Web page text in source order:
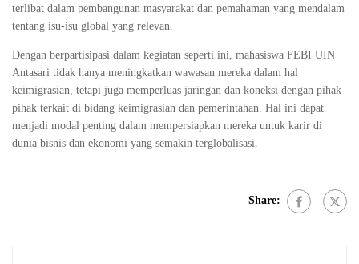
terlibat dalam pembangunan masyarakat dan pemahaman yang mendalam
tentang isu-isu global yang relevan.
Dengan berpartisipasi dalam kegiatan seperti ini, mahasiswa FEBI UIN
Antasari tidak hanya meningkatkan wawasan mereka dalam hal
keimigrasian, tetapi juga memperluas jaringan dan koneksi dengan pihak-
pihak terkait di bidang keimigrasian dan pemerintahan. Hal ini dapat
menjadi modal penting dalam mempersiapkan mereka untuk karir di
dunia bisnis dan ekonomi yang semakin terglobalisasi.
Share: